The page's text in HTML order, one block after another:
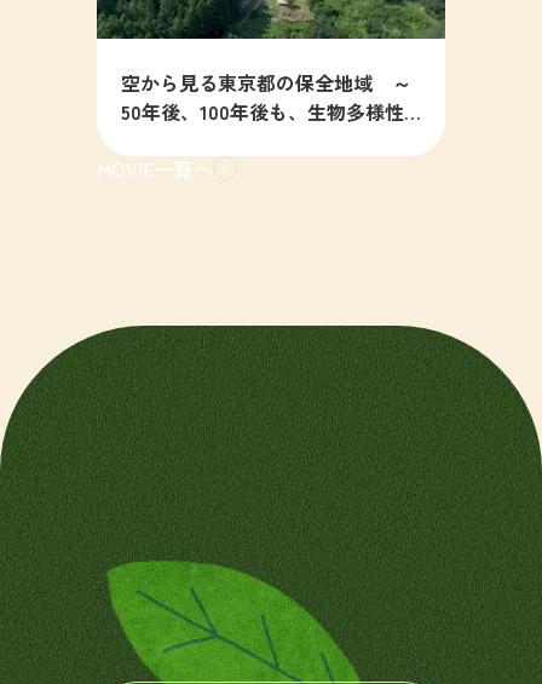
空から見る東京都の保全地域 ～
50年後、100年後も、生物多様性
MOVIE一覧へ